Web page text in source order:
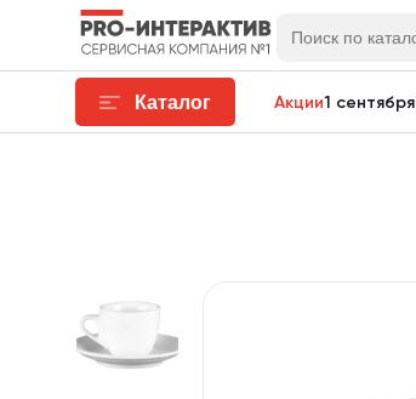
Каталог Акции1 сентября